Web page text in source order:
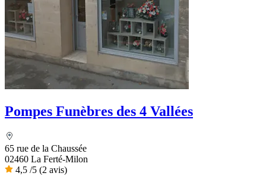
Pompes Funèbres des 4 Vallées
65 rue de la Chaussée
02460 La Ferté-Milon
4,5 /5 (2 avis)